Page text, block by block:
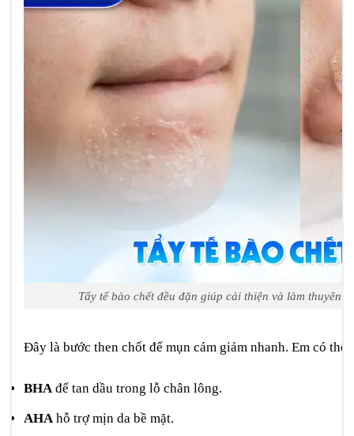
Tẩy tế bào chết đều đặn giúp cải thiện và làm thuyên
Đây là bước then chốt để mụn cám giảm nhanh. Em có thể
BHA để tan dầu trong lỗ chân lông.
AHA hỗ trợ mịn da bề mặt.